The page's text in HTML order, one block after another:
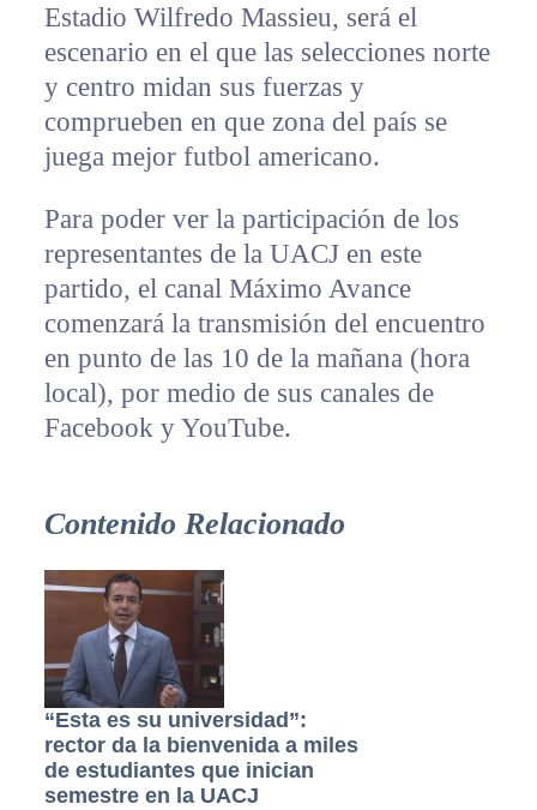
Estadio Wilfredo Massieu, será el
escenario en el que las selecciones norte
y centro midan sus fuerzas y
comprueben en que zona del país se
juega mejor futbol americano.
Para poder ver la participación de los
representantes de la UACJ en este
partido, el canal Máximo Avance
comenzará la transmisión del encuentro
en punto de las 10 de la mañana (hora
local), por medio de sus canales de
Facebook y YouTube.
Contenido Relacionado
“Esta es su universidad”:
rector da la bienvenida a miles
de estudiantes que inician
semestre en la UACJ